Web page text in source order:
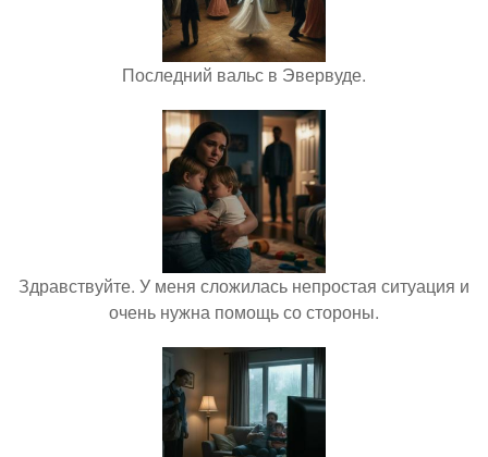
Последний вальс в Эвервуде.
Здравствуйте. У меня сложилась непростая ситуация и
очень нужна помощь со стороны.